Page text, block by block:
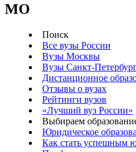
MO
Поиск
Все вузы России
Вузы Москвы
Вузы Санкт-
Дистанционное
Отзывы о вузах
Рейтинги вузов
«Лучший вуз России»
Выбираем
Юридическое
Как стать успешным